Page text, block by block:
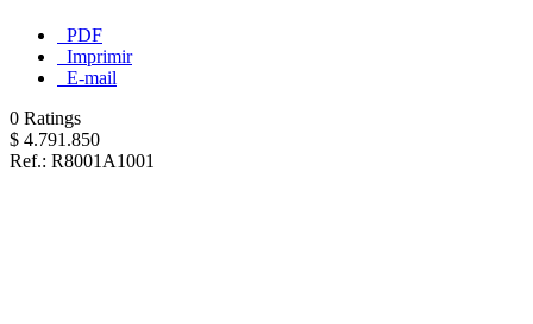
PDF
Imprimir
E-mail
0 Ratings
$ 4.791.850
Ref.: R8001A1001